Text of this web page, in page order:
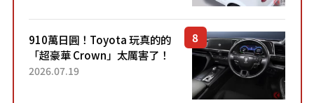
了！...
910萬日圓！Toyota 玩真的的
「超豪華 Crown」太厲害了！
採用由「匠人技藝」打造的
2026.07.19